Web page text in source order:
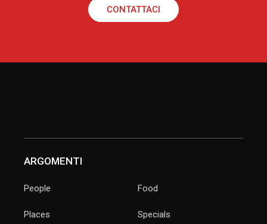
CONTATTACI
ARGOMENTI
People
Places
Food
Specials